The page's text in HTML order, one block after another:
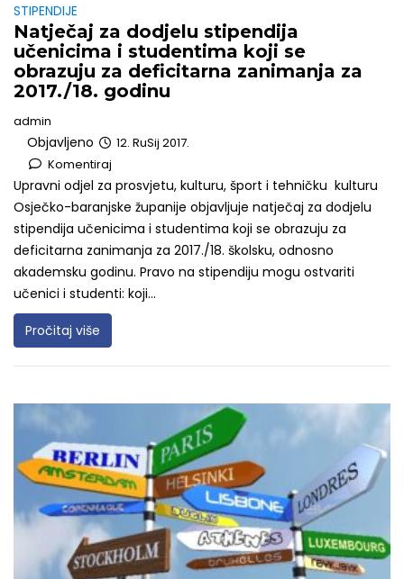
STIPENDIJE
Natječaj za dodjelu stipendija
učenicima i studentima koji se
obrazuju za deficitarna zanimanja za
2017./18. godinu
admin
Objavljeno
12. RuSij 2017.
Komentiraj
Upravni odjel za prosvjetu, kulturu, šport i tehničku kulturu
Osječko-baranjske županije objavljuje natječaj za dodjelu
stipendija učenicima i studentima koji se obrazuju za
deficitarna zanimanja za 2017./18. školsku, odnosno
akademsku godinu. Pravo na stipendiju mogu ostvariti
učenici i studenti: koji...
Pročitaj više